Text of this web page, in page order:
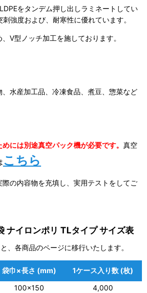
をタンデム押し出しラミネートしてい
強度および、耐寒性に優れています。
V型ノッチ加工を施しております。
水産加工品、冷凍食品、煮豆、惣菜など
には別途真空パック機が必要です。 真空
こちら
の内容物を充填し、実用テストをしてご
ナイロンポリ TLタイプ サイズ表
、各商品のページに移行いたします。
袋巾×長さ (mm)
1ケース入り数 (枚)
100×150 4,000